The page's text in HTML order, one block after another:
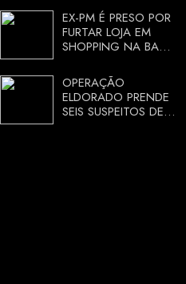
EX-PM É PRESO POR
FURTAR LOJA EM
SHOPPING NA BAHIA
CORRENDO DE
DELEGACIA
OPERAÇÃO
ELDORADO PRENDE
SEIS SUSPEITOS DE